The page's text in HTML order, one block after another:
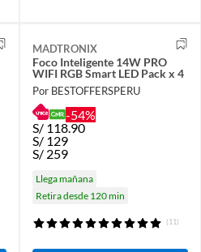
MADTRONIX
Foco Inteligente 14W PRO
WIFI RGB Smart LED Pack x 4
Por BESTOFFERSPERU
-54%
S/ 118.90
S/ 129
S/ 259
Llega mañana
Retira desde 120 min
(11)